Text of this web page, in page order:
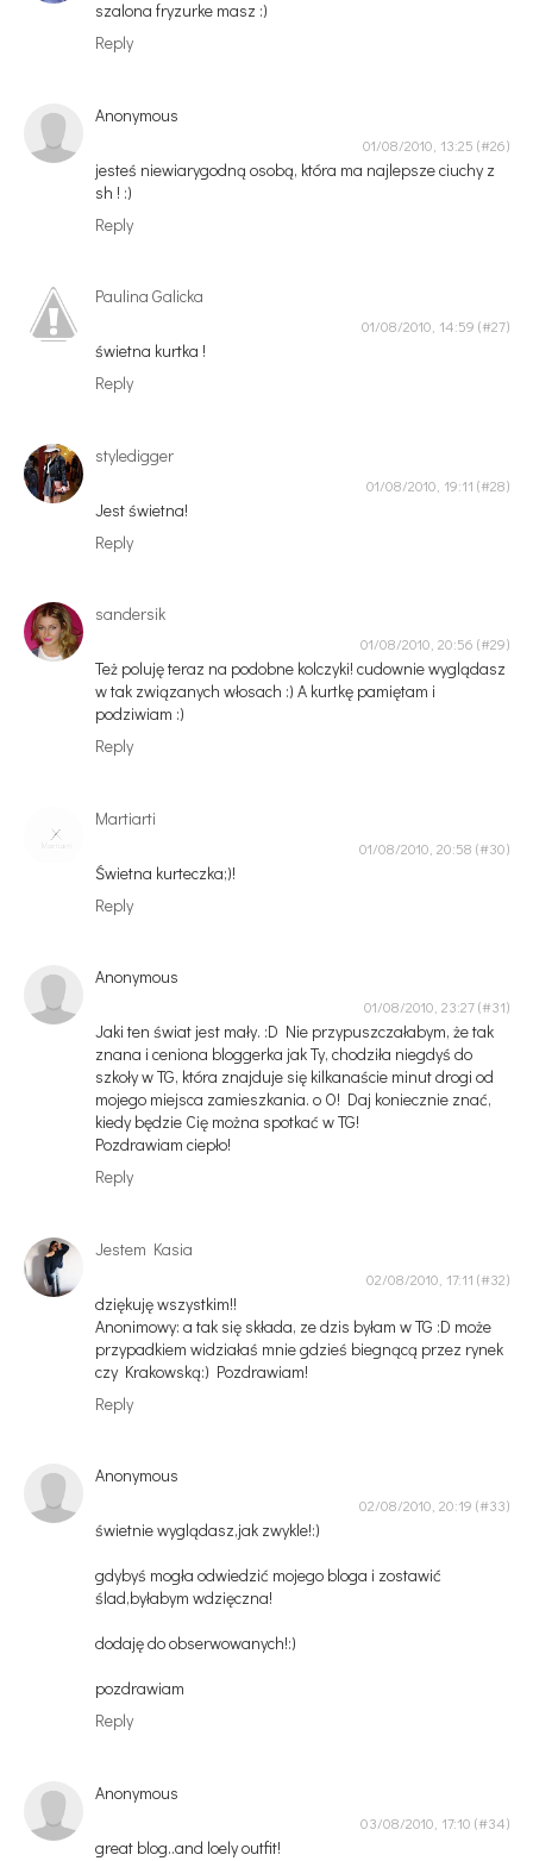
szalona fryzurke masz :)
Reply
Anonymous
01/08/2010, 13:25
jesteś niewiarygodną osobą, która ma najlepsze ciuchy z
sh ! :)
Reply
Paulina Galicka
01/08/2010, 14:59
świetna kurtka !
Reply
styledigger
01/08/2010, 19:11
Jest świetna!
Reply
sandersik
01/08/2010, 20:56
Też poluję teraz na podobne kolczyki! cudownie wyglądasz
w tak związanych włosach :) A kurtkę pamiętam i
podziwiam :)
Reply
Martiarti
01/08/2010, 20:58
Świetna kurteczka;)!
Reply
Anonymous
01/08/2010, 23:27
Jaki ten świat jest mały. :D Nie przypuszczałabym, że tak
znana i ceniona bloggerka jak Ty, chodziła niegdyś do
szkoły w TG, która znajduje się kilkanaście minut drogi od
mojego miejsca zamieszkania. o O! Daj koniecznie znać,
kiedy będzie Cię można spotkać w TG!
Pozdrawiam ciepło!
Reply
Jestem Kasia
02/08/2010, 17:11
dziękuję wszystkim!!
Anonimowy: a tak się składa, ze dzis byłam w TG :D może
przypadkiem widziałaś mnie gdzieś biegnącą przez rynek
czy Krakowską:) Pozdrawiam!
Reply
Anonymous
02/08/2010, 20:19
świetnie wyglądasz,jak zwykle!:)
gdybyś mogła odwiedzić mojego bloga i zostawić
ślad,byłabym wdzięczna!
dodaję do obserwowanych!:)
pozdrawiam
Reply
Anonymous
03/08/2010, 17:10
great blog..and loely outfit!